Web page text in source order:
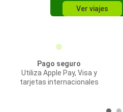
Ver viajes
Pago seguro
Utiliza Apple Pay, Visa y
tarjetas internacionales